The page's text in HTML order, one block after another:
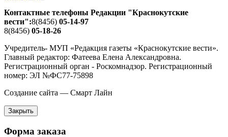
Контактные телефоны Редакции "Краснокутские
вести":8(8456) 05-14-97
8(8456) 05-18-26
Учредитель- МУП «Редакция газеты «Краснокутские вести».
Главный редактор: Фатеева Елена Александровна.
Регистрационный орган - Роскомнадзор. Регистрационный
номер: ЭЛ №ФС77-75898
Создание сайта — Смарт Лайн
Закрыть
Форма заказа